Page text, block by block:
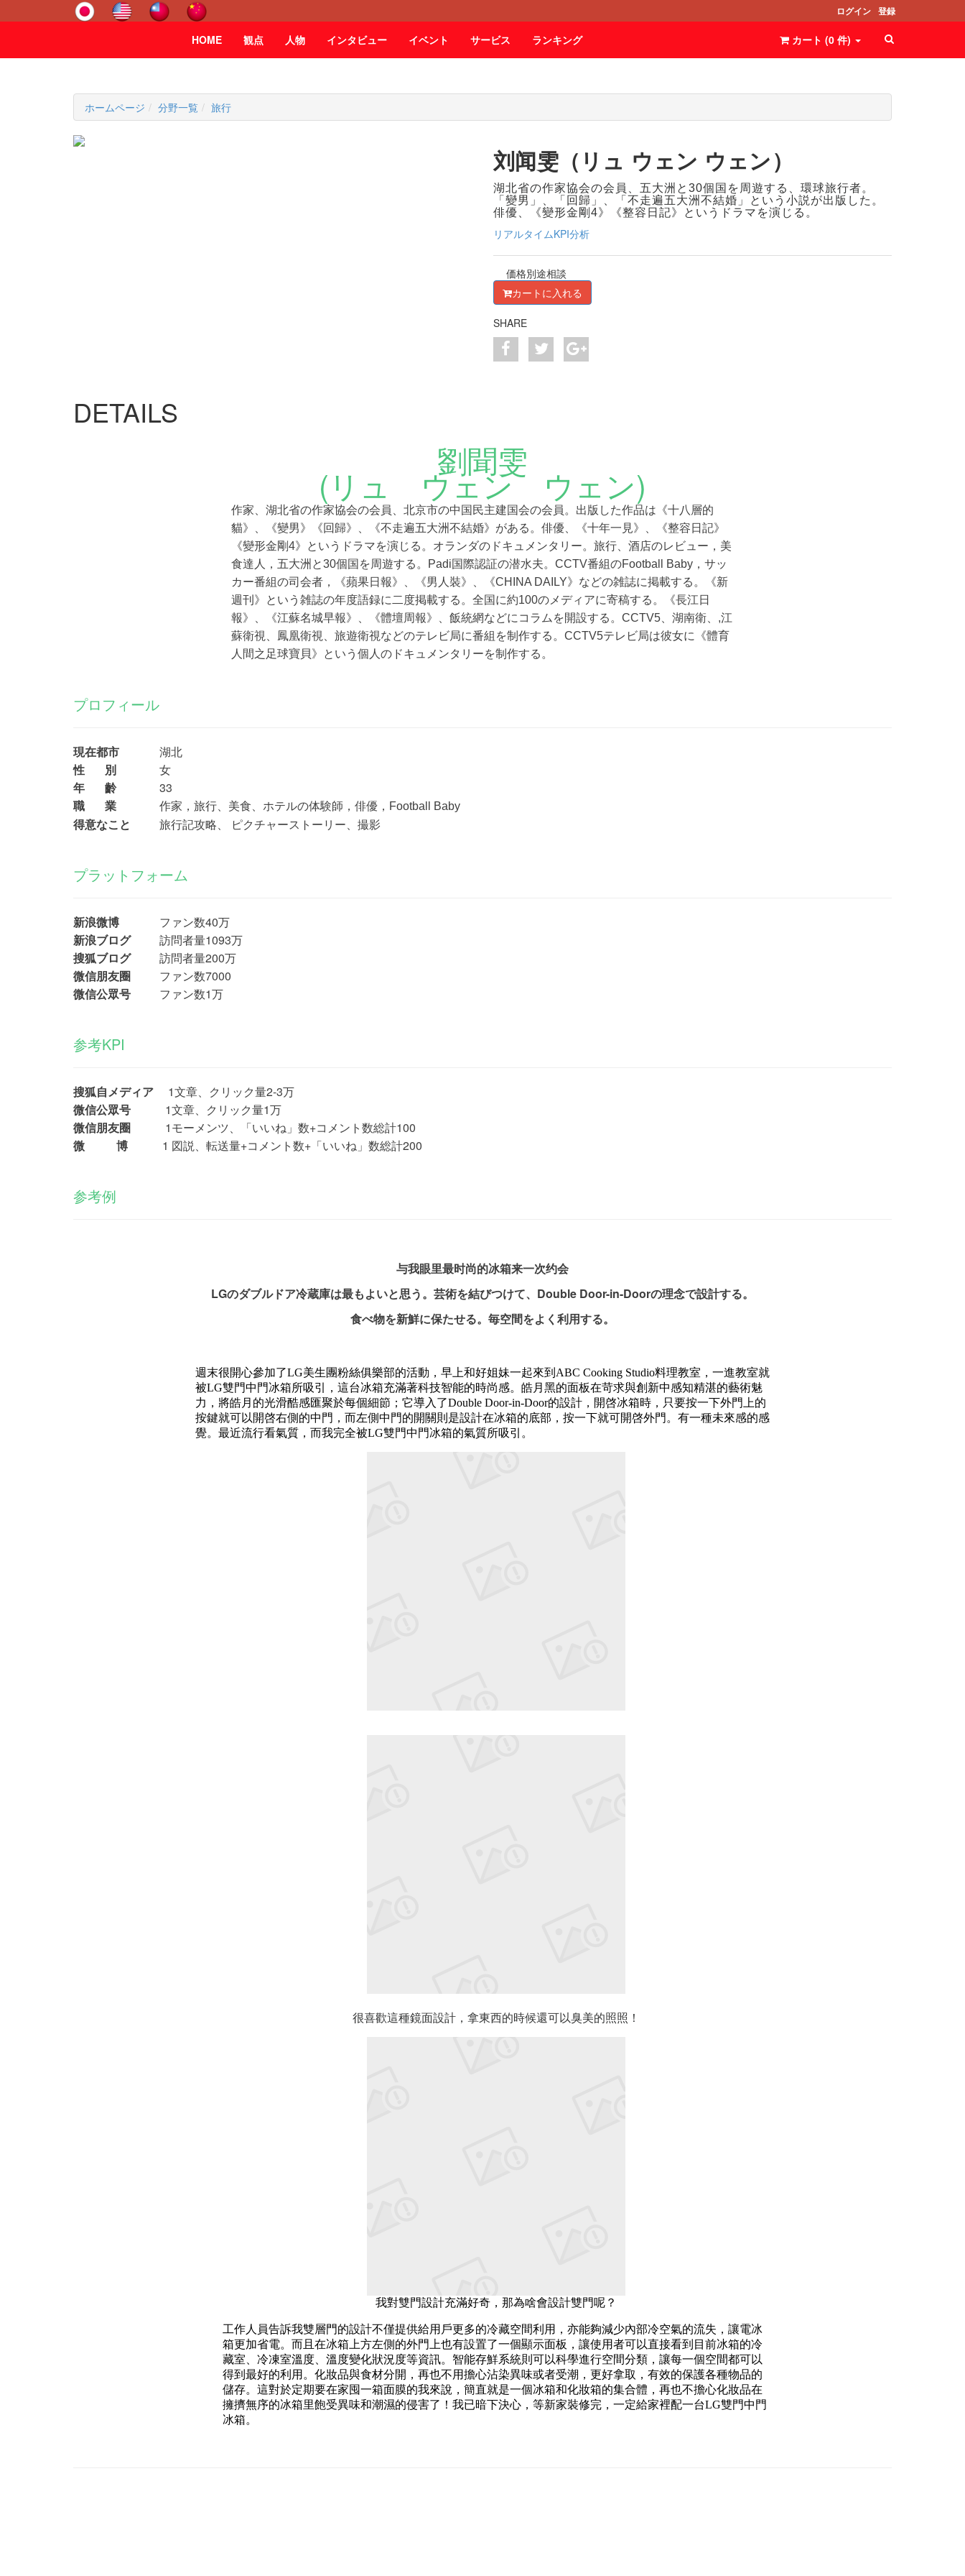
ログイン 登録
HOME 観点 人物 インタビュー イベント サービス ランキング カート (0 件)
ホームページ 分野一覧 旅行
刘闻雯（リュ ウェン ウェン）
湖北省の作家協会の会員、五大洲と30個国を周遊する、環球旅行者。
「變男」、「回歸」、「不走遍五大洲不結婚」という小説が出版した。
俳優、《變形金剛 4》《整容日記》というドラマを演じる。
リアルタイムKPI分析
価格別途相談
カートに入れる
SHARE
DETAILS
劉聞雯
(リュ ウェン ウェン)
作家、湖北省の作家協会の会員、北京市の中国民主建国会の会員。出版した作品は《十八層的
貓》、《變男》《回歸》、《不走遍五大洲不結婚》がある。俳優、《十年一見》、《整容日記》
《變形金剛4》というドラマを演じる。オランダのドキュメンタリー。旅行、酒店のレビュー，美
食達人，五大洲と30個国を周遊する。 Padi国際認証の潜水夫。 CCTV番組のFootball Baby ，サッ
カー番組の司会者，《蘋果日報》、《男人裝》、《CHINA DAILY》などの雑誌に掲載する。《新
週刊》という雑誌の年度語録に二度掲載する。全国に約100のメディアに寄稿する。《長江日
報》、《江蘇名城早報》、《體壇周報》、飯統網などにコラムを開設する。 CCTV5、 湖南衛、 ,江
蘇衛視、鳳凰衛視、旅遊衛視などのテレビ局に番組を制作する。 CCTV5テレビ局は彼女に
《體育
人間之足球寶貝》という個人のドキュメンタリーを制作する。
プロフィール
現在都市 湖北
性 別 女
年 齡33
職 業
作家，旅行、美食、ホテルの体験師，俳優，Football Baby
得意なこと 旅行記攻略、 ピクチャーストーリー、撮影
プラットフォーム
新浪微博 ファン数40万
新浪ブログ訪問者量1093万
搜狐ブログ訪問者量200万
微信朋友圈
ファン数7000
微信公眾号
ファン数1万
参考KPI
搜狐自メディア
1文章、クリック量2-3万
微信公眾号 1文章、クリック量1万
微信朋友圈 1モーメンツ、「いいね」数+コメント数総計100
微 博 1 図説、転送量+コメント数+「いいね」数総計200
参考例
与我眼里最时尚的冰箱来一次约会
LGのダブルドア冷蔵庫は最もよいと思う。芸術を結びつけて、Double Door-in-Doorの理念で設計する。
食べ物を新鮮に保たせる。毎空間をよく利用する。
週末很開心參加了LG美生團粉絲俱樂部的活動，早上和好姐妹一起來到ABC Cooking Studio料理教室， 一進教室就
被LG雙門中門冰箱所吸引，這台冰箱充滿著科技智能的時尚感。 皓月黑的面板在苛求與創新中感知精湛的藝術魅
力，將皓月的光滑酷感匯聚於每個細節； 它導入了Double Door-in-Door的設計，開啓冰箱時，只要按一下外門上的
按鍵就可以開啓右側的中門， 而左側中門的開關則是設計在冰箱的底部，按一下就可開啓外門。有一種未來感的感
覺。 最近流行看氣質，而我完全被LG雙門中門冰箱的氣質所吸引。
很喜歡這種鏡面設計，拿東西的時候還可以臭美的照照！
我對雙門設計充滿好奇，那為啥會設計雙門呢？
工作人員告訴我雙層門的設計不僅提供給用戶更多的冷藏空間利用，亦能夠減少內部冷空氣的流失，讓電冰
箱更加省電。而且在冰箱上方左側的外門上也有設置了一個顯示面板，讓使用者可以直接看到目前冰箱的冷
藏室、冷凍室溫度、溫度變化狀況度等資訊。智能存鮮系統則可以科學進行空間分類，讓每一個空間都可以
得到最好的利用。化妝品與食材分開，再也不用擔心沾染異味或者受潮，更好拿取，有效的保護各種物品的
儲存。這對於定期要在家囤一箱面膜的我來說，簡直就是一個冰箱和化妝箱的集合體，再也不擔心化妝品在
擁擠無序的冰箱里飽受異味和潮濕的侵害了！我已暗下決心，等新家裝修完，一定給家裡配一台LG雙門中門
冰箱。